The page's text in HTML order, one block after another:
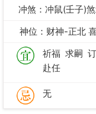
冲煞：冲鼠(壬子)
神位：财神-正北
祈福 求嗣
赴任
无